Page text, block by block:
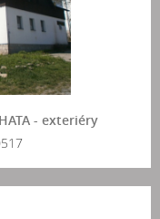
- exteriéry